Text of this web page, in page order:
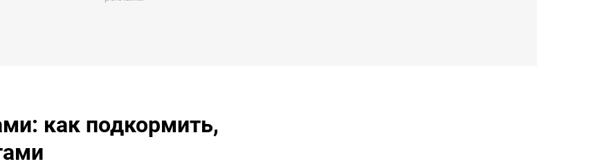
как подкормить,